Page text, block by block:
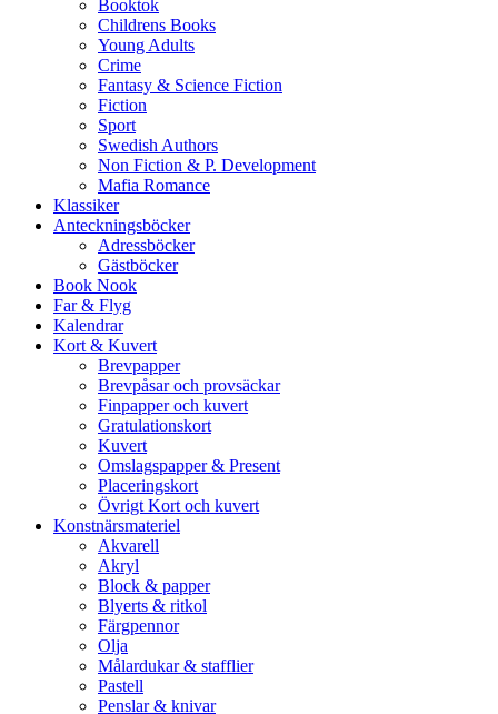
Booktok
Childrens Books
Young Adults
Crime
Fantasy & Science Fiction
Fiction
Sport
Swedish Authors
Non Fiction & P. Development
Mafia Romance
Klassiker
Anteckningsböcker
Adressböcker
Gästböcker
Book Nook
Far & Flyg
Kalendrar
Kort & Kuvert
Brevpapper
Brevpåsar och provsäckar
Finpapper och kuvert
Gratulationskort
Kuvert
Omslagspapper & Present
Placeringskort
Övrigt Kort och kuvert
Konstnärsmateriel
Akvarell
Akryl
Block & papper
Blyerts & ritkol
Färgpennor
Olja
Målardukar & stafflier
Pastell
Penslar & knivar